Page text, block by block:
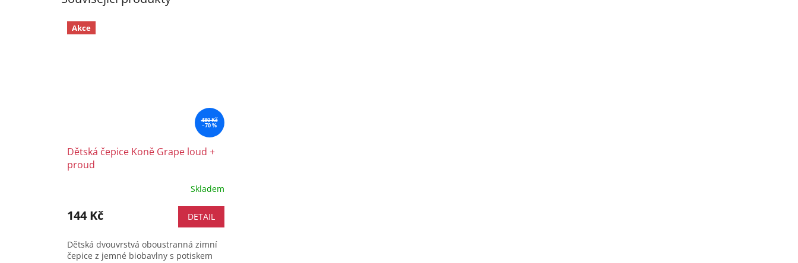
Akce
480 Kč
–70 %
Dětská čepice Koně Grape loud +
proud
Skladem
144 Kč DETAIL
Dětská dvouvrstvá oboustranná zimní
čepice z jemné biobavlny s potiskem